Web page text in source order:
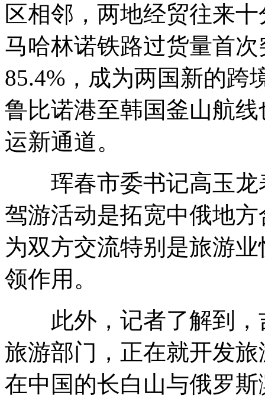
区相邻，两地经贸往来
马哈林诺铁路过货量首
85.4%，成为两国新的跨
鲁比诺港至韩国釜山航
运新通道。
珲春市委书记高玉龙
驾游活动是拓宽中俄地
为双方交流特别是旅游
领作用。
此外，记者了解到，
旅游部门，正在就开发
在中国的长白山与俄罗